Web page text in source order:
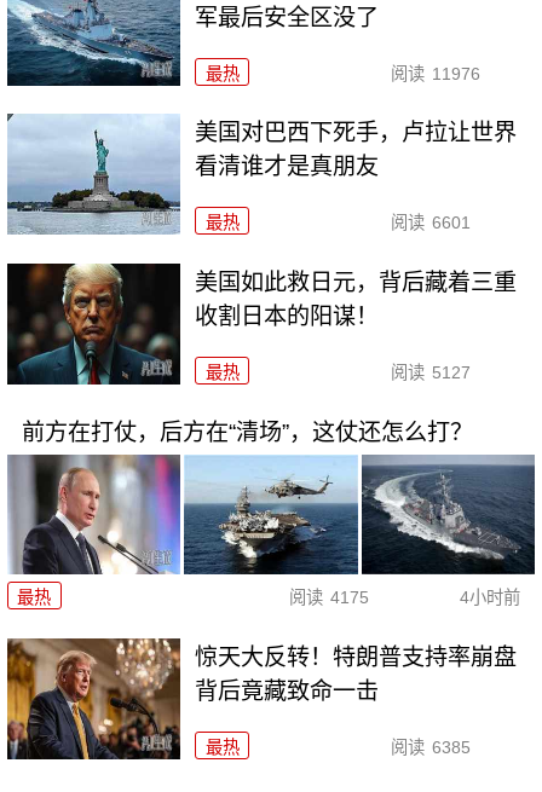
军最后安全区没了
最热 阅读 11976
美国对巴西下死手，卢拉让世界
看清谁才是真朋友
最热 阅读 6601
美国如此救日元，背后藏着三重
收割日本的阳谋！
最热 阅读 5127
前方在打仗，后方在“清场”，这仗还怎么打？
最热 阅读 4175 4小时前
惊天大反转！特朗普支持率崩盘
背后竟藏致命一击
最热 阅读 6385